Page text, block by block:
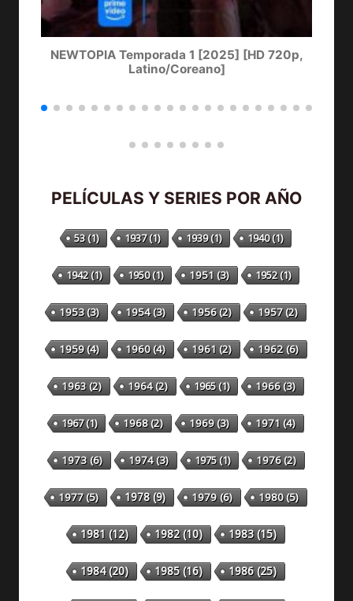
NEWTOPIA Temporada 1 [2025] [HD 720p,
Latino/Coreano]
PELÍCULAS Y SERIES POR AÑO
53(1) 1937(1) 1939(1) 1940(1)
1942(1) 1950(1) 1951 (3) 1952(1)
1953(3) 1954(3) 1956(2) 1957(2)
1959(4) 1960(4) 1961 (2) 1962(6)
1963(2) 1964(2) 1965(1) 1966(3)
1967(1) 1968(2) 1969(3) 1971 (4)
1973(6) 1974(3) 1975(1) 1976(2)
1977(5) 1978(9) 1979(6) 1980(5)
1981 (12) 1982(10) 1983(15)
1984(20) 1985(16) 1986(25)